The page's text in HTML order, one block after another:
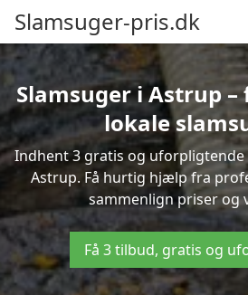
Slamsuger-pris.dk
Slamsuger i Astrup
lokale
Indhent 3 gratis og
Astrup. Få hurtig hjælp fra
sammenlign priser og
Få 3 tilbud, gratis og